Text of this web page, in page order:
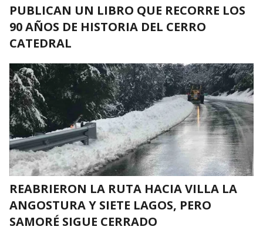
PUBLICAN UN LIBRO QUE RECORRE LOS
90 AÑOS DE HISTORIA DEL CERRO
CATEDRAL
REABRIERON LA RUTA HACIA VILLA LA
ANGOSTURA Y SIETE LAGOS, PERO
SAMORÉ SIGUE CERRADO